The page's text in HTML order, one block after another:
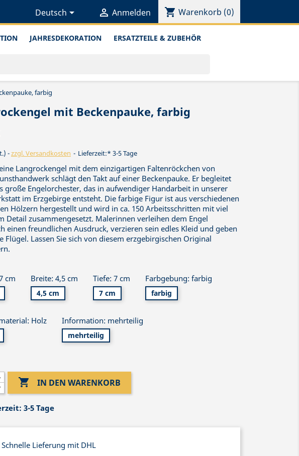
Deutsch  Anmelden shopping_cart Warenkorb (0)
JAHRESDEKORATION ERSATZTEILE & ZUBEHÖR
farbig
mit Beckenpauke, farbig
zzgl. Versandkosten Lieferzeit:* 3-5 Tage
Langrockengel mit dem einzigartigen Faltenröckchen von
schlägt den Takt auf einer Beckenpauke. Er begleitet
große Engelorchester, das in aufwendiger Handarbeit in unserer
im Erzgebirge entsteht. Die farbige Figur ist aus verschiedenen
Hölzern hergestellt und wird in ca. 150 Arbeitsschritten mit viel
Detail zusammengesetzt. Malerinnen verleihen dem Engel
einen freundlichen Ausdruck, verzieren sein edles Kleid und geben
Flügel. Lassen Sie sich von diesem erzgebirgischen Original
cm Breite: 4,5 cm
4,5 cm
Tiefe: 7 cm
7 cm
Farbgebung: farbig
farbig
Holz Information: mehrteilig
mehrteilig
 IN DEN WARENKORB
3-5 Tage
Schnelle Lieferung mit DHL